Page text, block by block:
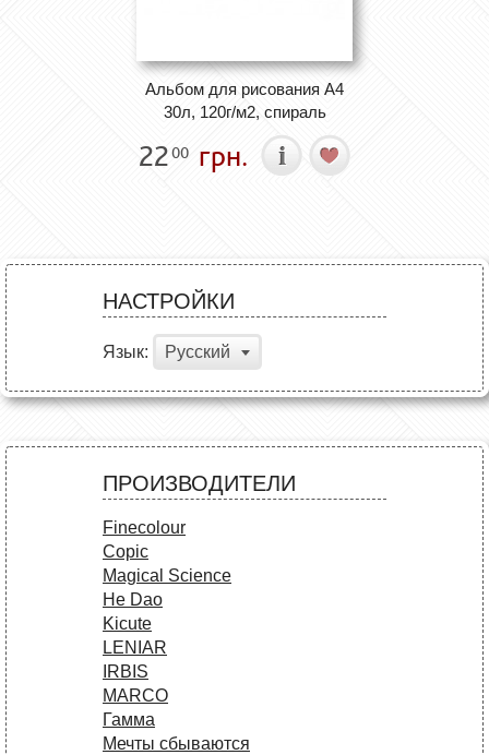
Альбом для рисования А4
30л, 120г/м2, спираль
2200 грн.
НАСТРОЙКИ
Язык: Русский
ПРОИЗВОДИТЕЛИ
Finecolour
Copic
Magical Science
He Dao
Kicute
LENIAR
IRBIS
MARCO
Гамма
Мечты сбываются